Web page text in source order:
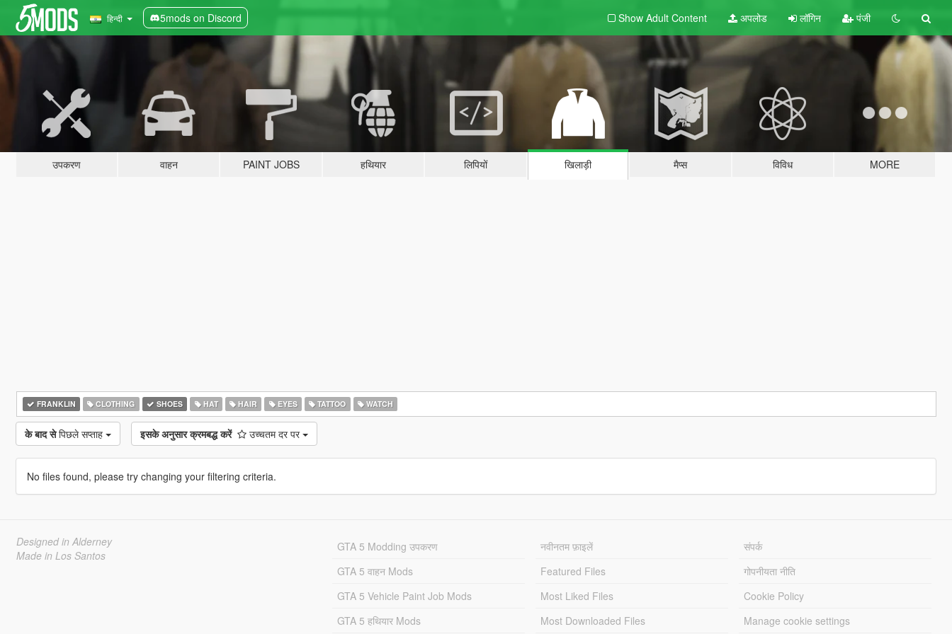
हिन्दी 5mods on Discord Show Adult Content अपलोड लॉगिन पंजी
उपकरण वाहन PAINT JOBS हथियार लिपियों खिलाड़ी मैप्स विविध MORE
FRANKLIN CLOTHING SHOES HAT HAIR EYES TATTOO WATCH
के बाद से पिछले सप्ताह इसके अनुसार क्रमबद्ध करें उच्चतम दर पर
No files found, please try changing your filtering criteria.
Designed in Alderney
Made in Los Santos
GTA 5 Modding उपकरण
GTA 5 वाहन Mods
GTA 5 Vehicle Paint Job Mods
GTA 5 हथियार Mods
नवीनतम फ़ाइलें
Featured Files
Most Liked Files
Most Downloaded Files
संपर्क
गोपनीयता नीति
Cookie Policy
Manage cookie settings